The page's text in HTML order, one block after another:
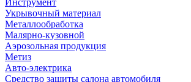
Инструмент
Укрывочный материал
Металлообработка
Малярно-кузовной
Аэрозольная продукция
Метиз
Авто-электрика
Средство защиты салона автомобиля